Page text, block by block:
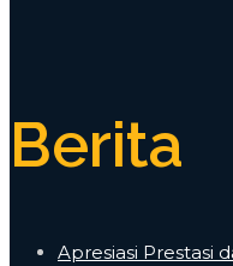
Berita
Apresiasi Prestasi